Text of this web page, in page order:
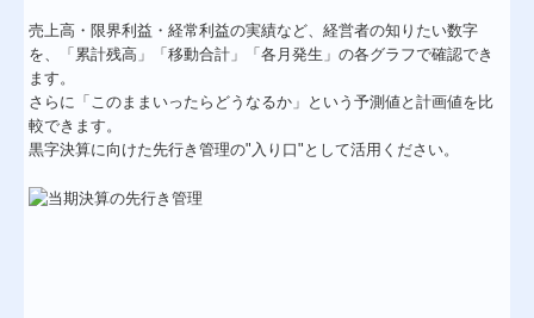
売上高・限界利益・経常利益の実績など、経営者の知りたい数字
を、「累計残高」「移動合計」「各月発生」の各グラフで確認でき
ます。
さらに「このままいったらどうなるか」という予測値と計画値を比
較できます。
黒字決算に向けた先行き管理の"入り口"として活用ください。